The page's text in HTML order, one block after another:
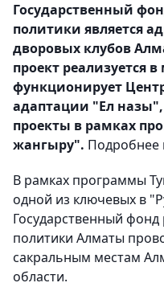
Государственный
политики является
дворовых клубов
проект реализуется
функционирует
адаптации "Ел
проекты в рамках
жангыру". Подробнее
В рамках программы
одной из ключевых в
Государственный
политики Алматы
сакральным местам
области.